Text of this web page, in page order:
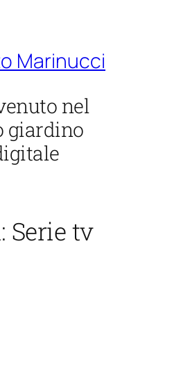
Marinucci
nel
giardino
Serie tv